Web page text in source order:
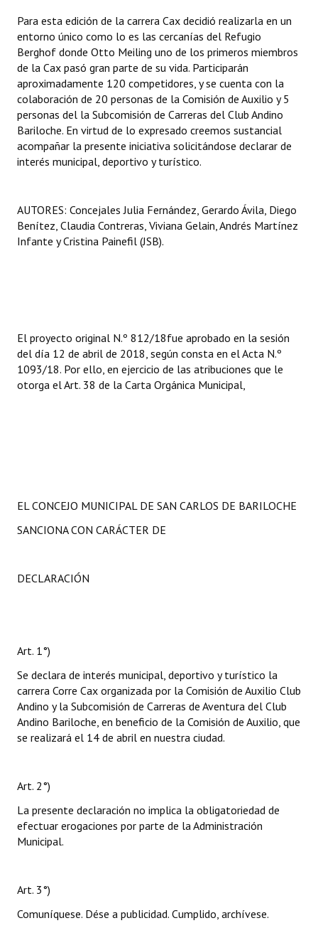
Para esta edición de la carrera Cax decidió realizarla en un
entorno único como lo es las cercanías del Refugio
Berghof donde Otto Meiling uno de los primeros miembros
de la Cax pasó gran parte de su vida. Participarán
aproximadamente 120 competidores, y se cuenta con la
colaboración de 20 personas de la Comisión de Auxilio y 5
personas del la Subcomisión de Carreras del Club Andino
Bariloche. En virtud de lo expresado creemos sustancial
acompañar la presente iniciativa solicitándose declarar de
interés municipal, deportivo y turístico.
AUTORES: Concejales Julia Fernández, Gerardo Ávila, Diego
Benítez, Claudia Contreras, Viviana Gelain, Andrés Martínez
Infante y Cristina Painefil (JSB).
El proyecto original N.º 812/18fue aprobado en la sesión
del día 12 de abril de 2018, según consta en el Acta N.º
1093/18. Por ello, en ejercicio de las atribuciones que le
otorga el Art. 38 de la Carta Orgánica Municipal,
EL CONCEJO MUNICIPAL DE SAN CARLOS DE BARILOCHE
SANCIONA CON CARÁCTER DE
DECLARACIÓN
Art. 1°)
Se declara de interés municipal, deportivo y turístico la
carrera Corre Cax organizada por la Comisión de Auxilio Club
Andino y la Subcomisión de Carreras de Aventura del Club
Andino Bariloche, en beneficio de la Comisión de Auxilio, que
se realizará el 14 de abril en nuestra ciudad.
Art. 2°)
La presente declaración no implica la obligatoriedad de
efectuar erogaciones por parte de la Administración
Municipal.
Art. 3°)
Comuníquese. Dése a publicidad. Cumplido, archívese.